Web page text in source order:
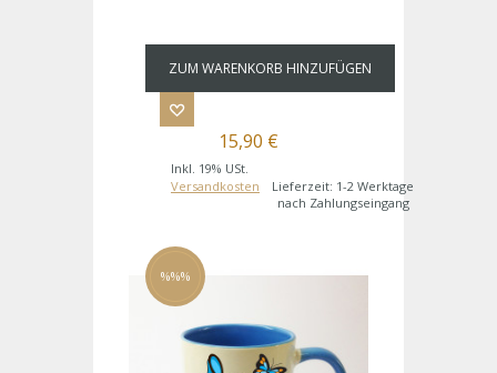
ZUM WARENKORB HINZUFÜGEN
15,90 €
Inkl. 19% USt.
Versandkosten
Lieferzeit: 1-2 Werktage
nach Zahlungseingang
%%%